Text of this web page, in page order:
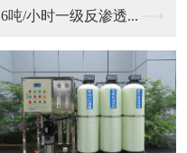
20吨/小时西门子P...